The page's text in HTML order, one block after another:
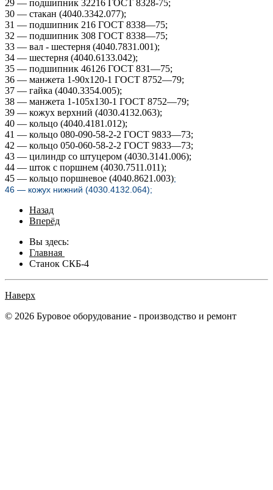
29 — подшипник 32216 ГОСТ 8328-75;
30 — стакан (4040.3342.077);
31 — подшипник 216 ГОСТ 8338—75;
32 — подшипник 308 ГОСТ 8338—75;
33 — вал - шестерня (4040.7831.001);
34 — шестерня (4040.6133.042);
35 — подшипник 46126 ГОСТ 831—75;
36 — манжета 1-90x120-1 ГОСТ 8752—79;
37 — гайка (4040.3354.005);
38 — манжета 1-105x130-1 ГОСТ 8752—79;
39 — кожух верхний (4030.4132.063);
40 — кольцо (4040.4181.012);
41 — кольцо 080-090-58-2-2 ГОСТ 9833—73;
42 — кольцо 050-060-58-2-2 ГОСТ 9833—73;
43 — цилиндр со штуцером (4030.3141.006);
44 — шток с поршнем (4030.7511.011);
45 — кольцо поршневое (4040.8621.003);
46 — кожух нижний (4030.4132.064);
Назад
Вперёд
Вы здесь:
Главная
Станок СКБ-4
Наверх
© 2026 Буровое оборудование - производство и ремонт